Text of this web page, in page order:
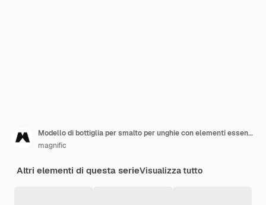
Modello di bottiglia per smalto per unghie con elementi essenziali per la manicure
magnific
Altri elementi di questa serieVisualizza tutto